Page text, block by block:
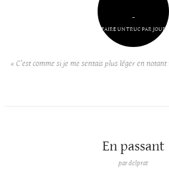
–
FAIRE UN TRUC PAR JOUR
« C’est comme si je me sentais plus léger en
En passant
pardelprat